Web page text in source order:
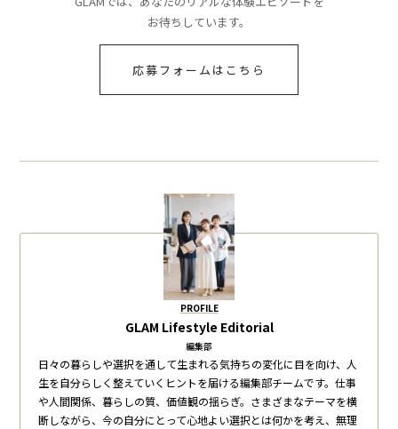
お待ちしています。
応募フォームはこちら
PROFILE
GLAM Lifestyle Editorial
編集部
日々の暮らしや選択を通して生まれる気持ちの変化に目を向け、人
生を自分らしく整えていくヒントを届ける編集部チームです。仕事
や人間関係、暮らしの質、価値観の揺らぎ。さまざまなテーマを横
断しながら、今の自分にとって心地よい選択とは何かを考え、無理